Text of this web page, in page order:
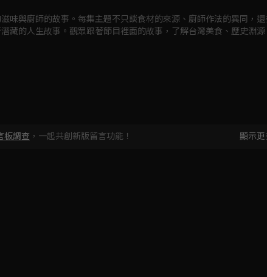
味與廚師的故事。每集主題不只談食材的來源、廚師作法的異同，還
藏的人生故事。觀眾跟著節目裡面的故事，了解台灣美食、歷史淵源
板調查 ，一起共創新版留言功能！ 顯示更